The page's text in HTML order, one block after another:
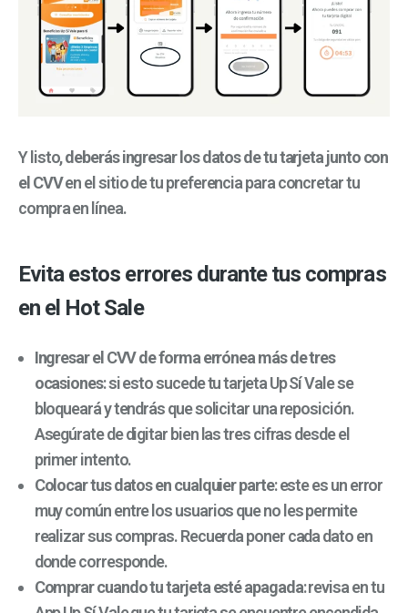
Y listo,deberás ingresar los datos de tu tarjeta junto con
el CVVen el sitio de tu preferencia para concretar tu
compra en línea.
Evita estos errores durante tus compras
en el Hot Sale
Ingresar el CVV de forma errónea más de tres
ocasiones: si esto sucede tu tarjeta Up Sí Vale se
bloqueará y tendrás que solicitar una reposición.
Asegúrate de digitar bien las tres cifras desde el
primer intento.
Colocar tus datos en cualquierparte: este es un error
muy común entre los usuarios que no les permite
realizar sus compras. Recuerda poner cada dato en
donde corresponde.
Comprar cuando tu tarjeta esté apagada: revisa en tu